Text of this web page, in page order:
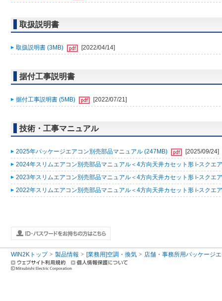
取扱説明書
取扱説明書 (3MB) [2022/04/14]
据付工事説明書
据付工事説明書 (5MB) [2022/07/21]
技術・工事マニュアル
2025年パッケージエアコン別売部品マニュアル (247MB)
[2025/09/24]
2024年スリムエアコン別売部品マニュアル＜4方向天井カセット形 i-スクエ
2023年スリムエアコン別売部品マニュアル＜4方向天井カセット形 i-スクエ
2022年スリムエアコン別売部品マニュアル＜4方向天井カセット形 i-スクエ
WIN2Kトップ 製品情報 [業務用]空調・換気 店舗・事務所用パッケージ